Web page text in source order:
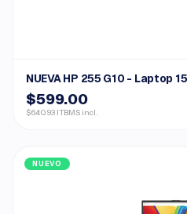
NUEVA HP 255 G10 - Laptop
$599.00
$640.93 ITBMS incl.
NUEVO